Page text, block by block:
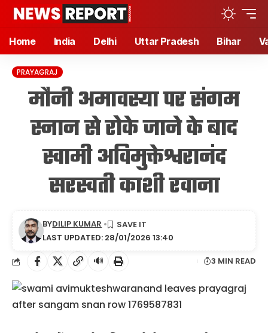
Home India Delhi Uttar Pradesh Bihar
PRAYAGRAJ
मौनी अमावस्या पर संगम
स्नान से रोके जाने के बाद
स्वामी अविमुक्तेश्वरानंद
सरस्वती काशी रवाना
LAST UPDATED: 28/01/2026 13:40
BYDILIP KUMAR
🔊 3 MIN READ